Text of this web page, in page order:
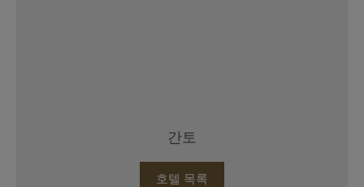
간토
호텔 목록